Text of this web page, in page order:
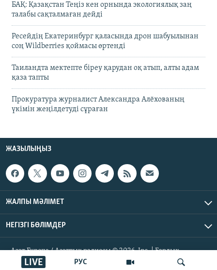
РУС
LIVE
БАҚ: Қазақстан Теңіз кен орнында экологиялық заң
талабы сақталмаған дейді
Ресейдің Екатеринбург қаласында дрон шабуылынан
соң Wildberries қоймасы өртенді
Таиландта мектепте біреу қарудан оқ атып, алты адам
қаза тапты
Прокуратура журналист Александра Алёхованың
үкімін жеңілдетуді сұраған
ЖАЗЫЛЫҢЫЗ
ЖАЛПЫ МӘЛІМЕТ
НЕГІЗГІ БӨЛІМДЕР
Азат Еуропа / Азаттық радиосы © 2026, Inc. | Барлық
құқықтары қорғалған